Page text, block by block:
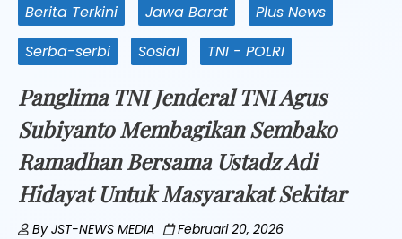
Berita Terkini Jawa Barat
Plus News
Serba-serbi
Sosial TNI - POLRI
Panglima TNI Jenderal TNI Agus
Subiyanto Membagikan Sembako
Ramadhan Bersama Ustadz Adi
Hidayat Untuk Masyarakat Sekitar
ByJST-NEWS MEDIA Februari 20, 2026